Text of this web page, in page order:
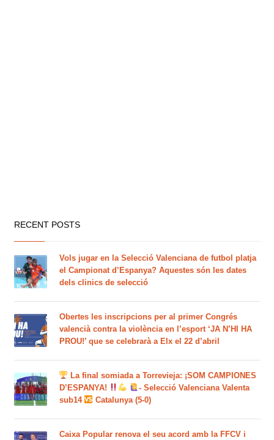
RECENT POSTS
Vols jugar en la Selecció Valenciana de futbol platja
el Campionat d’Espanya? Aquestes són les dates
dels clinics de selecció
Obertes les inscripcions per al primer Congrés
valencià contra la violència en l’esport ‘JA N’HI HA
PROU!’ que se celebrarà a Elx el 22 d’abril
La final somiada a Torrevieja: ¡SOM CAMPIONES
D’ESPANYA!
- Selecció Valenciana Valenta
sub14
Catalunya (5-0)
Caixa Popular renova el seu acord amb la FFCV i